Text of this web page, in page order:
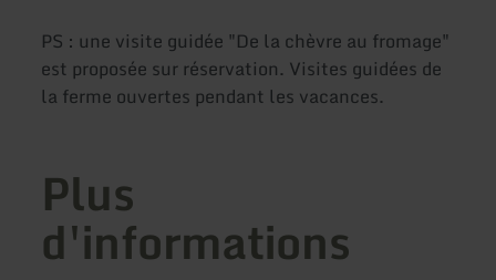
PS : une visite guidée "De la chèvre au fromage"
est proposée sur réservation. Visites guidées de
la ferme ouvertes pendant les vacances.
Plus
d'informations